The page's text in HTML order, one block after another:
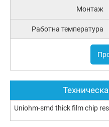
Монтаж
Работна температура
Uniohm-smd thick film chip